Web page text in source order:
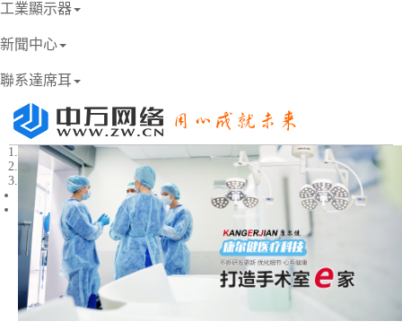
工業顯示器
新聞中心
聯系達席耳
2
Previous
Next